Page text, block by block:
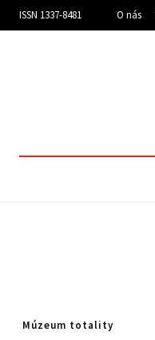
ISSN 1337-8481 O nás
Múzeum totality